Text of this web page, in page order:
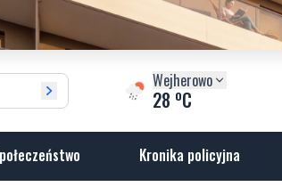
Wejherowo
28 oC
Kronika policyjna